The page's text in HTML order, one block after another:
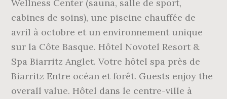
Wellness Center (sauna, salle de sport,
cabines de soins), une piscine chauffée de
avril à octobre et un environnement unique
sur la Côte Basque. Hôtel Novotel Resort &
Spa Biarritz Anglet. Votre hôtel spa près de
Biarritz Entre océan et forêt. Guests enjoy the
overall value. Hôtel dans le centre-ville à